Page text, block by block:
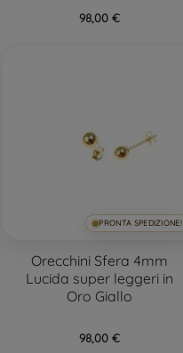
98,00 €
PRONTA SPEDIZIONE!
Orecchini Sfera 4mm
Lucida super leggeri in
Oro Giallo
98,00 €